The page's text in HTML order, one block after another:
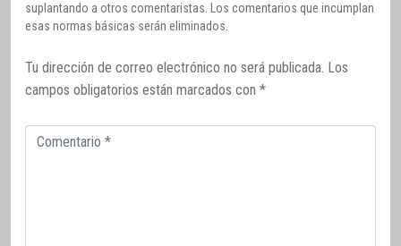
suplantando a otros comentaristas. Los comentarios que incumplan
esas normas básicas serán eliminados.
Tu dirección de correo electrónico no será publicada. Los
campos obligatorios están marcados con *
Comentario